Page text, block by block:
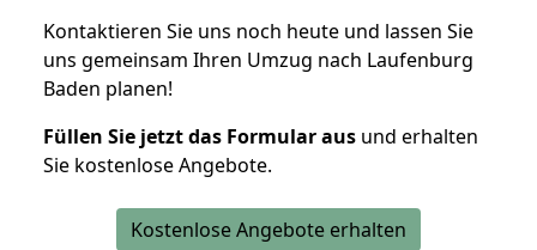
Kontaktieren Sie uns noch heute und lassen Sie
uns gemeinsam Ihren Umzug nach Laufenburg
Baden planen!
Füllen Sie jetzt das Formular aus und erhalten
Sie kostenlose Angebote.
Kostenlose Angebote erhalten